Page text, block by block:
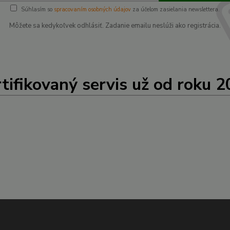
Súhlasím so spracovaním osobných údajov za účelom zasielania newslettera.
Môžete sa kedykoľvek odhlásiť. Zadanie emailu neslúži ako registrácia.
servis už od roku